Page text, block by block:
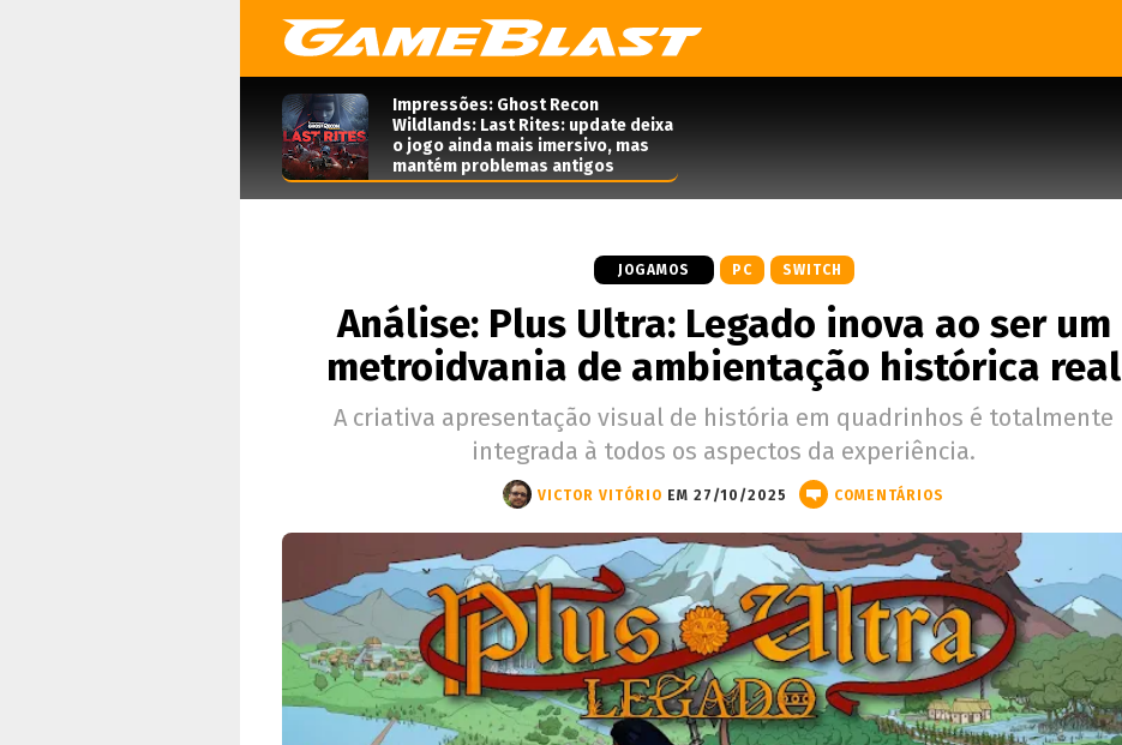
Impressões: Ghost Recon
Wildlands: Last Rites: update deixa
o jogo ainda mais imersivo, mas
mantém problemas antigos
JOGAMOS PC SWITCH
Análise: Plus Ultra: Legado inova ao ser um
metroidvania de ambientação histórica real
A criativa apresentação visual de história em quadrinhos é totalmente
integrada à todos os aspectos da experiência.
VICTOR VITÓRIO EM 27/10/2025 COMENTÁRIOS